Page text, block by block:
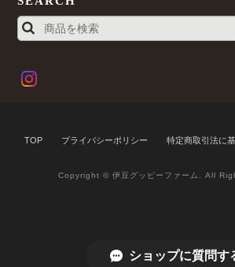
TOP プライバシーポリシー 特定商取引法に
Copyright © 伊豆グッピーファーム. All
ショップに質問す